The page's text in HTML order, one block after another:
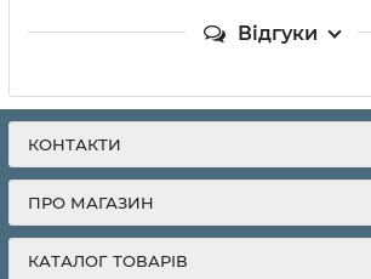
Відгуки
КОНТАКТИ
ПРО МАГАЗИН
КАТАЛОГ ТОВАРІВ